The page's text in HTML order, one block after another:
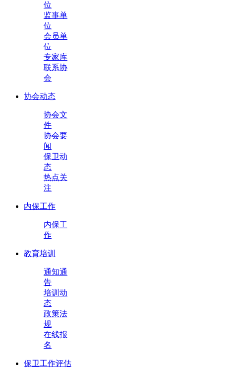
位
监事单
位
会员单
位
专家库
联系协
会
协会动态
协会文
件
协会要
闻
保卫动
态
热点关
注
内保工作
内保工
作
教育培训
通知通
告
培训动
态
政策法
规
在线报
名
保卫工作评估